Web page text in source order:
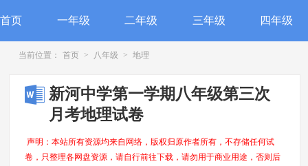
首页 一年级 二年级 三年级 四年级
当前位置： 首页 > 八年级 > 地理
新河中学第一学期八年级第三次
月考地理试卷
声明：本站所有资源均来自网络，版权归原作者所有，不存储任何试
卷，只整理各网盘资源，请自行前往下载，请勿用于商业用途，否则后